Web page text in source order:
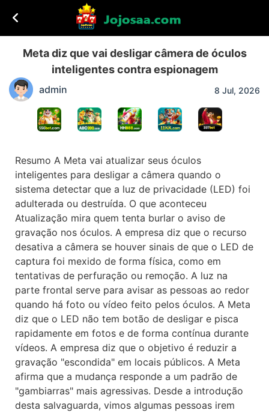
Meta diz que vai desligar câmera de óculos
inteligentes contra espionagem
admin 8 Jul, 2026
Resumo A Meta vai atualizar seus óculos
inteligentes para desligar a câmera quando o
sistema detectar que a luz de privacidade (LED) foi
adulterada ou destruída. O que aconteceu
Atualização mira quem tenta burlar o aviso de
gravação nos óculos. A empresa diz que o recurso
desativa a câmera se houver sinais de que o LED de
captura foi mexido de forma física, como em
tentativas de perfuração ou remoção. A luz na
parte frontal serve para avisar as pessoas ao redor
quando há foto ou vídeo feito pelos óculos. A Meta
diz que o LED não tem botão de desligar e pisca
rapidamente em fotos e de forma contínua durante
vídeos. A empresa diz que o objetivo é reduzir a
gravação "escondida" em locais públicos. A Meta
afirma que a mudança responde a um padrão de
"gambiarras" mais agressivas. Desde a introdução
desta salvaguarda, vimos algumas pessoas irem